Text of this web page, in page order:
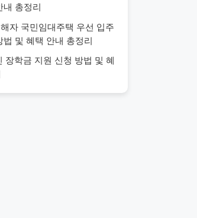
내 총정리
자 국민임대주택 우선 입주
법 및 혜택 안내 총정리
장학금 지원 신청 방법 및 혜